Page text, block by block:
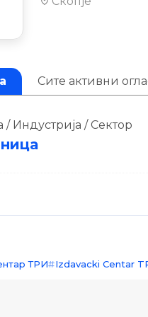
Сите активни
/ Индустрија / Сектор
ТРИ Izdavacki Centar